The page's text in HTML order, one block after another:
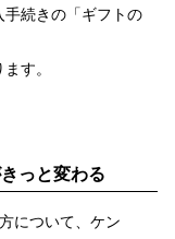
続きの「ギフトの
す。
っと変わる
について、ケン